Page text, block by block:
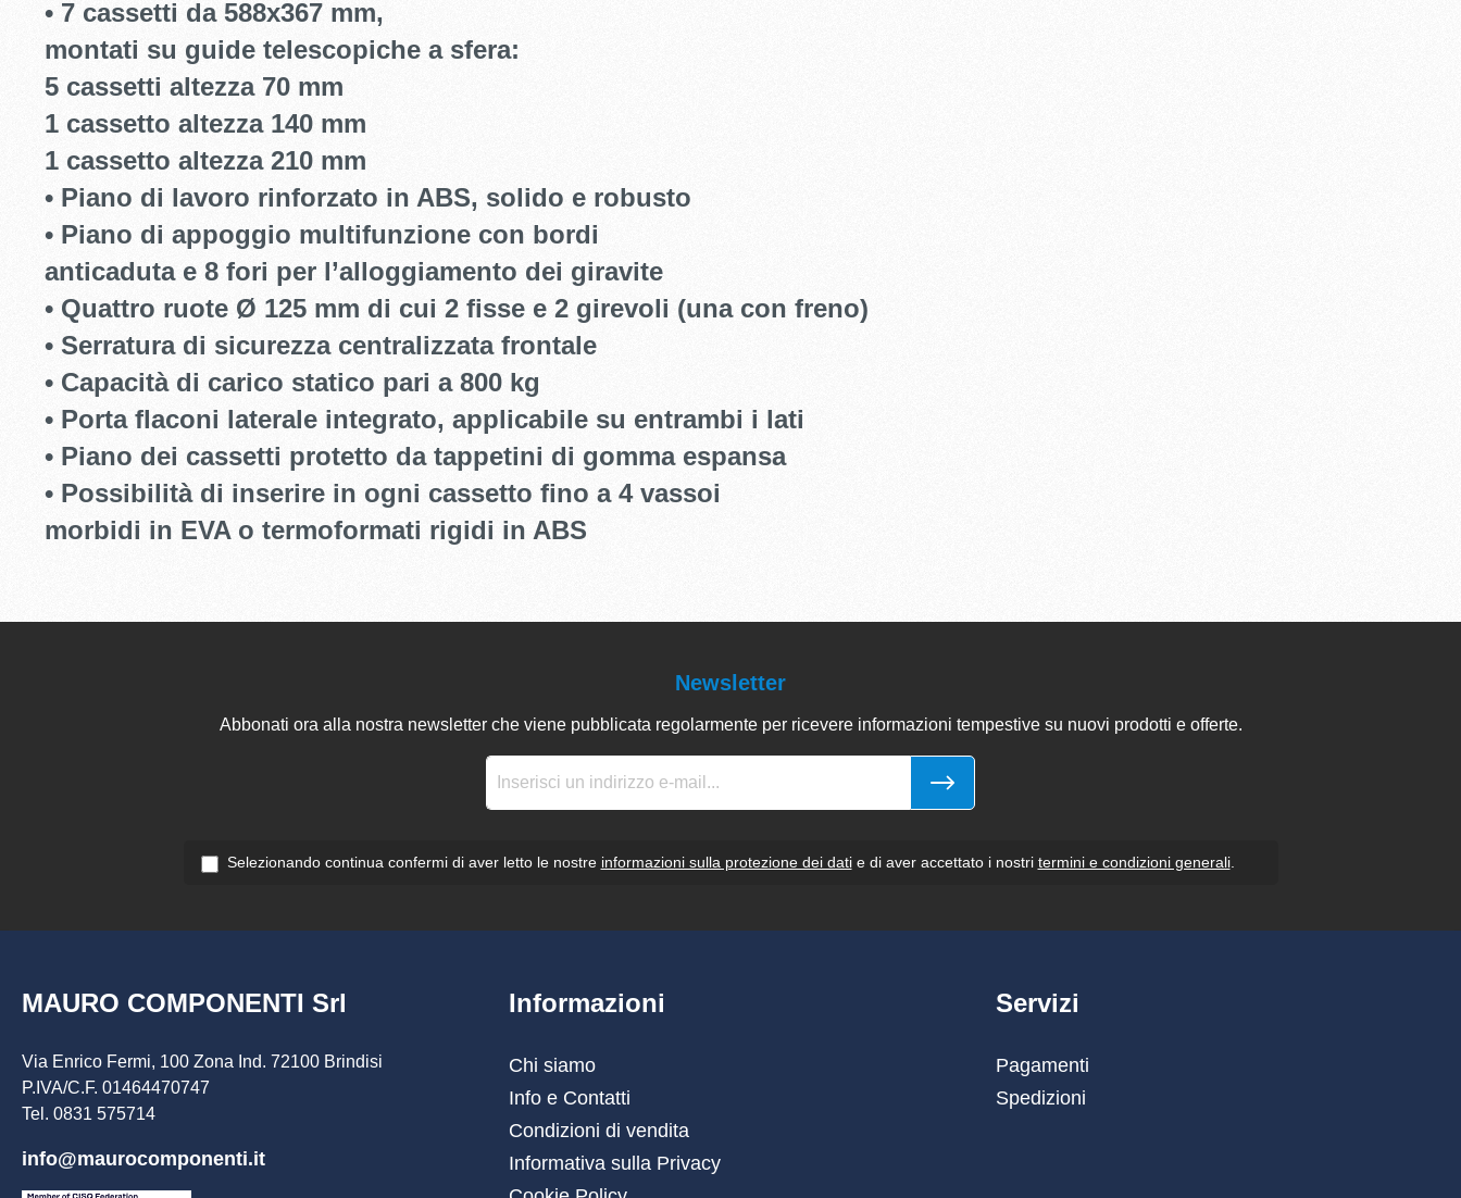
• 7 cassetti da 588x367 mm,
montati su guide telescopiche a sfera:
5 cassetti altezza 70 mm
1 cassetto altezza 140 mm
1 cassetto altezza 210 mm
• Piano di lavoro rinforzato in ABS, solido e robusto
• Piano di appoggio multifunzione con bordi
anticaduta e 8 fori per l’alloggiamento dei giravite
• Quattro ruote Ø 125 mm di cui 2 fisse e 2 girevoli (una con freno)
• Serratura di sicurezza centralizzata frontale
• Capacità di carico statico pari a 800 kg
• Porta flaconi laterale integrato, applicabile su entrambi i lati
• Piano dei cassetti protetto da tappetini di gomma espansa
• Possibilità di inserire in ogni cassetto fino a 4 vassoi
morbidi in EVA o termoformati rigidi in ABS
Newsletter
Abbonati ora alla nostra newsletter che viene pubblicata regolarmente per ricevere informazioni tempestive su nuovi prodotti e offerte.
Selezionando continua confermi di aver letto le nostre informazioni sulla protezione dei datie di aver accettato i nostri termini e condizioni generali.
MAURO COMPONENTI Srl
Via Enrico Fermi, 100 Zona Ind. 72100 Brindisi
P.IVA/C.F. 01464470747
Tel. 0831 575714
info@maurocomponenti.it
Informazioni
Chi siamo
Info e Contatti
Condizioni di vendita
Informativa sulla Privacy
Servizi
Pagamenti
Spedizioni